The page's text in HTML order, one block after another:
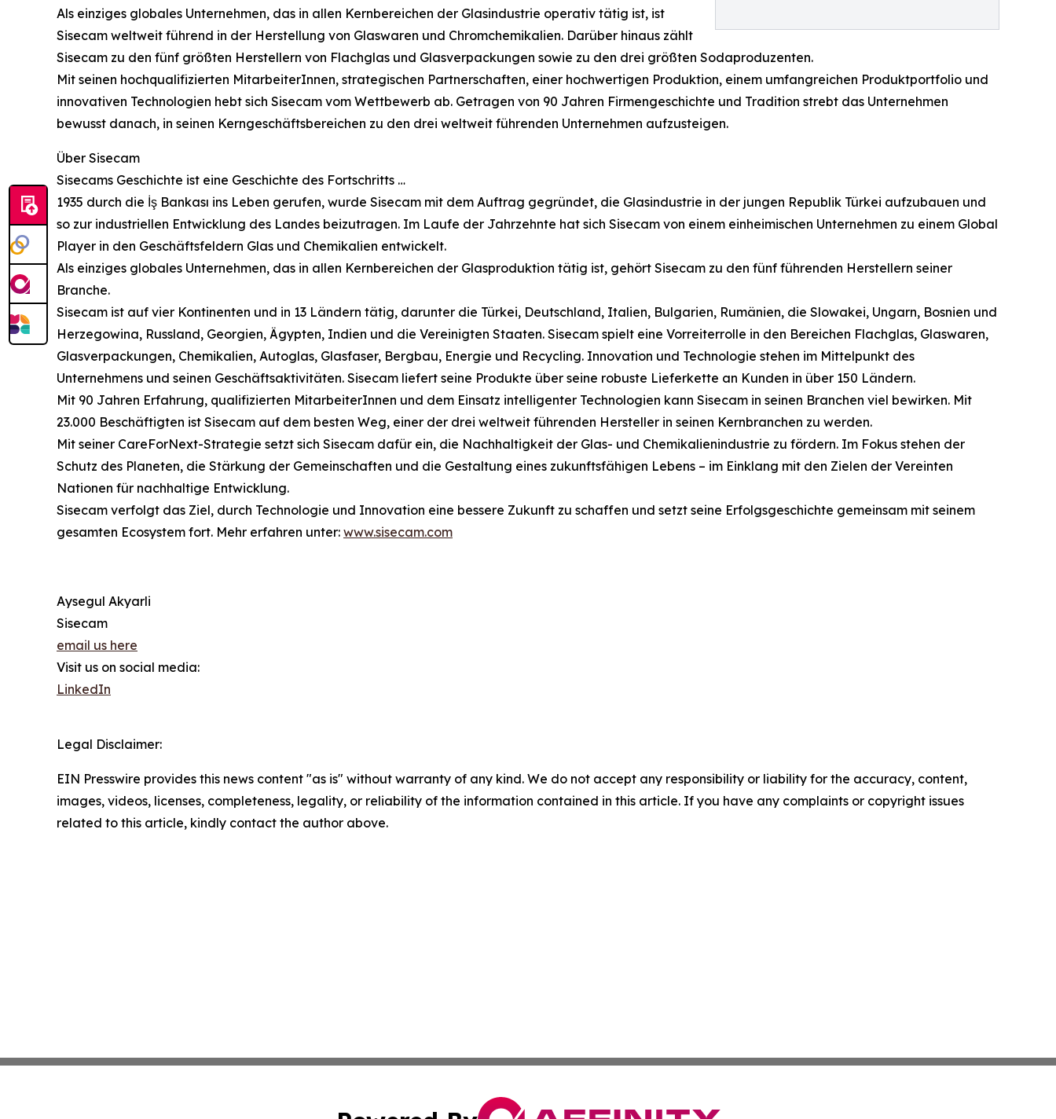
Als einziges globales Unternehmen, das in allen Kernbereichen der Glasindustrie operativ tätig ist, ist
Sisecam weltweit führend in der Herstellung von Glaswaren und Chromchemikalien. Darüber hinaus zählt
Sisecam zu den fünf größten Herstellern von Flachglas und Glasverpackungen sowie zu den drei größten Sodaproduzenten.
Mit seinen hochqualifizierten MitarbeiterInnen, strategischen Partnerschaften, einer hochwertigen Produktion, einem umfangreichen Produktportfolio und
innovativen Technologien hebt sich Sisecam vom Wettbewerb ab. Getragen von 90 Jahren Firmengeschichte und Tradition strebt das Unternehmen
bewusst danach, in seinen Kerngeschäftsbereichen zu den drei weltweit führenden Unternehmen aufzusteigen.
Über Sisecam
Sisecams Geschichte ist eine Geschichte des Fortschritts …
1935 durch die İş Bankası ins Leben gerufen, wurde Sisecam mit dem Auftrag gegründet, die Glasindustrie in der jungen Republik Türkei aufzubauen und
so zur industriellen Entwicklung des Landes beizutragen. Im Laufe der Jahrzehnte hat sich Sisecam von einem einheimischen Unternehmen zu einem Global
Player in den Geschäftsfeldern Glas und Chemikalien entwickelt.
Als einziges globales Unternehmen, das in allen Kernbereichen der Glasproduktion tätig ist, gehört Sisecam zu den fünf führenden Herstellern seiner
Branche.
Sisecam ist auf vier Kontinenten und in 13 Ländern tätig, darunter die Türkei, Deutschland, Italien, Bulgarien, Rumänien, die Slowakei, Ungarn, Bosnien und
Herzegowina, Russland, Georgien, Ägypten, Indien und die Vereinigten Staaten. Sisecam spielt eine Vorreiterrolle in den Bereichen Flachglas, Glaswaren,
Glasverpackungen, Chemikalien, Autoglas, Glasfaser, Bergbau, Energie und Recycling. Innovation und Technologie stehen im Mittelpunkt des
Unternehmens und seinen Geschäftsaktivitäten. Sisecam liefert seine Produkte über seine robuste Lieferkette an Kunden in über 150 Ländern.
Mit 90 Jahren Erfahrung, qualifizierten MitarbeiterInnen und dem Einsatz intelligenter Technologien kann Sisecam in seinen Branchen viel bewirken. Mit
23.000 Beschäftigten ist Sisecam auf dem besten Weg, einer der drei weltweit führenden Hersteller in seinen Kernbranchen zu werden.
Mit seiner CareForNext-Strategie setzt sich Sisecam dafür ein, die Nachhaltigkeit der Glas- und Chemikalienindustrie zu fördern. Im Fokus stehen der
Schutz des Planeten, die Stärkung der Gemeinschaften und die Gestaltung eines zukunftsfähigen Lebens – im Einklang mit den Zielen der Vereinten
Nationen für nachhaltige Entwicklung.
Sisecam verfolgt das Ziel, durch Technologie und Innovation eine bessere Zukunft zu schaffen und setzt seine Erfolgsgeschichte gemeinsam mit seinem
gesamten Ecosystem fort. Mehr erfahren unter: www.sisecam.com
Aysegul Akyarli
Sisecam
email us here
Visit us on social media:
LinkedIn
Legal Disclaimer:
EIN Presswire provides this news content "as is" without warranty of any kind. We do not accept any responsibility or liability for the accuracy, content,
images, videos, licenses, completeness, legality, or reliability of the information contained in this article. If you have any complaints or copyright issues
related to this article, kindly contact the author above.